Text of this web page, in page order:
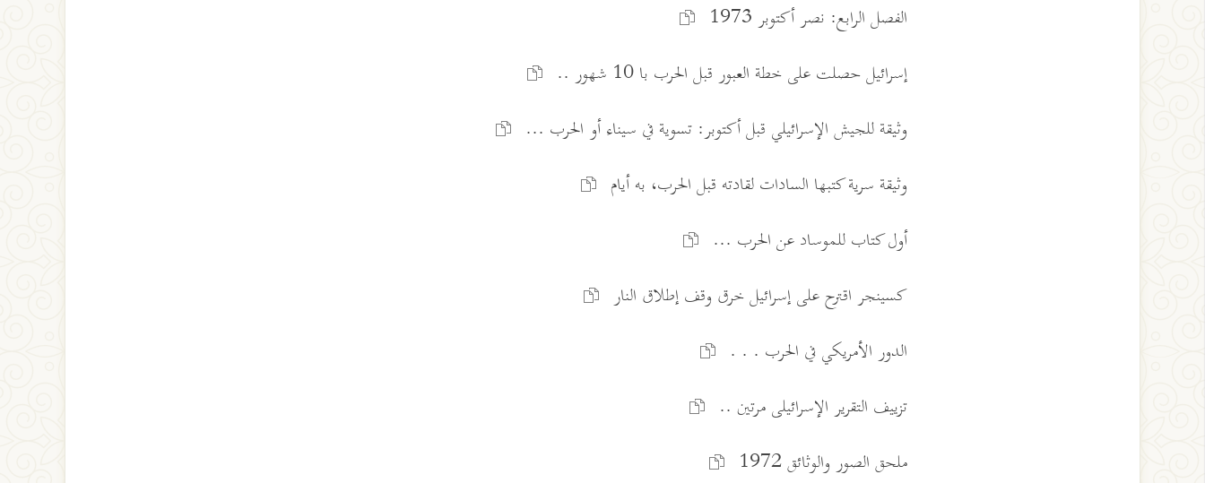
الفصل الرابع: نصر أكتوبر 1973
إسرائيل حصلت على خطة العبور قبل الحرب با 10 شهور ..
وثيقة للجيش الإسرائيلي قبل أكتوبر: تسوية في سيناء أو الحرب ...
وثيقة سرية كتبها السادات لقادته قبل الحرب، به أيام
أول كتاب للموساد عن الحرب ...
کسينجر اقترح على إسرائيل خرق وقف إطلاق النار
الدور الأمريكي في الحرب . . .
تزييف التقرير الإسرائيلى مرتين ..
ملحق الصور والوثائق 1972